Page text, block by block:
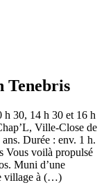
Tenebris
30, 14 h 30 et 16 h
Ville-Close de
Durée : env. 1 h.
voilà propulsé
Muni d’une
village à (…)